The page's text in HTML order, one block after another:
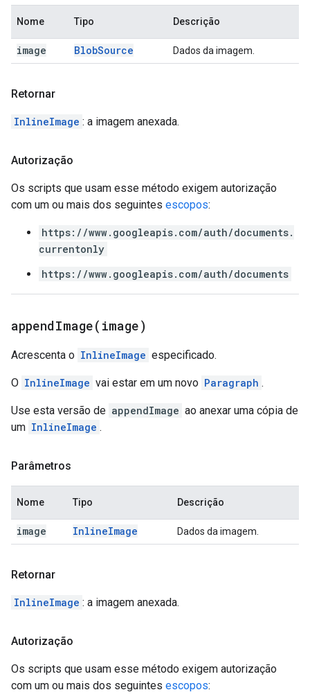
Nome Tipo Descrição
image BlobSource Dados da imagem.
Retornar
InlineImage : a imagem anexada.
Autorização
Os scripts que usam esse método exigem autorização
com um ou mais dos seguintes escopos:
https://www.googleapis.com/auth/documents.
currentonly
https://www.googleapis.com/auth/documents
appendImage( image)
Acrescenta o InlineImage especificado.
O InlineImage vai estar em um novo Paragraph .
Use esta versão de appendImage ao anexar uma cópia de
um InlineImage .
Parâmetros
Nome Tipo Descrição
image InlineImage Dados da imagem.
Retornar
InlineImage : a imagem anexada.
Autorização
Os scripts que usam esse método exigem autorização
com um ou mais dos seguintes escopos: